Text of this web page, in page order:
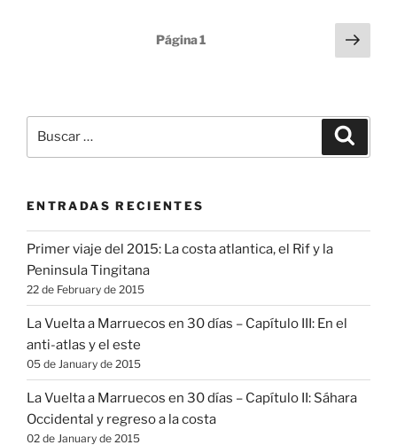
Página1
por:
ENTRADAS RECIENTES
Primer viaje del 2015: La costa atlantica, el Rif y la
Peninsula Tingitana
22 de February de 2015
La Vuelta a Marruecos en 30 días – Capítulo III: En el
anti-atlas y el este
05 de January de 2015
La Vuelta a Marruecos en 30 días – Capítulo II: Sáhara
Occidental y regreso a la costa
02 de January de 2015